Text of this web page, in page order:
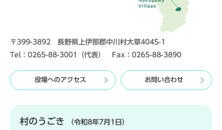
〒399-3892 長野県上伊那郡中川村大草4045-1
Tel：0265-88-3001（代表） Fax：0265-88-3890
役場へのアクセス お問い合わせ
村のうごき （令和8年7月1日）